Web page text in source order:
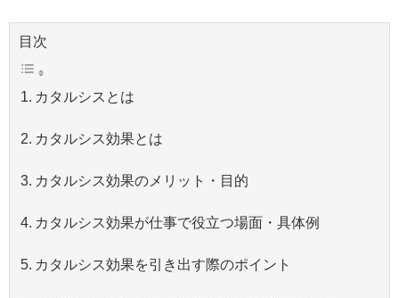
目次
カタルシスとは
カタルシス効果とは
カタルシス効果のメリット・目的
カタルシス効果が仕事で役立つ場面・具体例
カタルシス効果を引き出す際のポイント